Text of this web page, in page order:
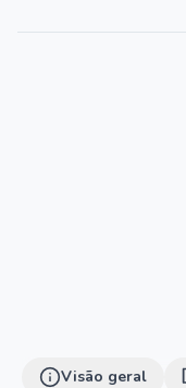
Visão geral